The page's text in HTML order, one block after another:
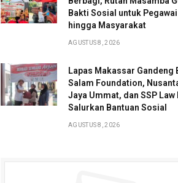
Bakti Sosial untuk Pegawai
hingga Masyarakat
AGUSTUS 8, 2026
Lapas Makassar Gandeng
Salam Foundation,
Jaya Ummat, dan SSP Law
Salurkan Bantuan Sosial
AGUSTUS 8, 2026